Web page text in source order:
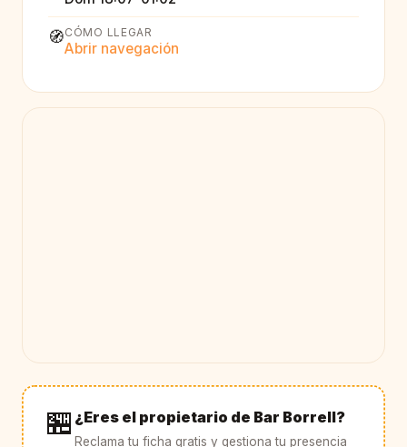
🧭CÓMO LLEGAR
Abrir navegación
🏪 ¿Eres el propietario de Bar Borrell?
Reclama tu ficha gratis y gestiona tu presencia